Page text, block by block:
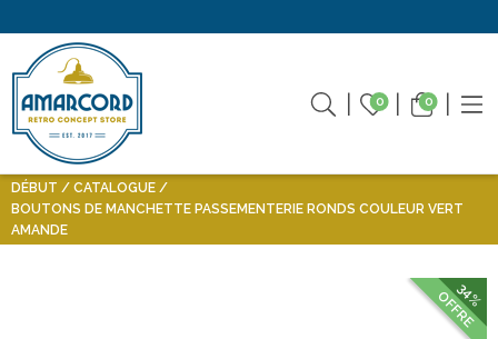
0 0
DÉBUT
CATALOGUE
BOUTONS DE MANCHETTE PASSEMENTERIE RONDS COULEUR VERT
AMANDE
34%
OFFRE